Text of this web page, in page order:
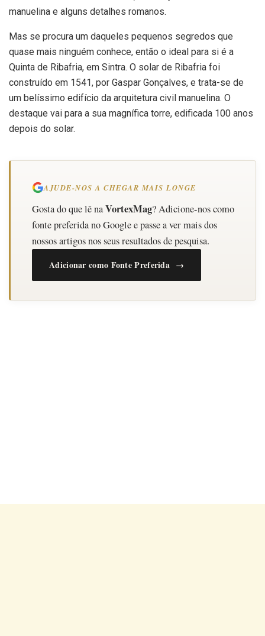
manuelina e alguns detalhes romanos.
Mas se procura um daqueles pequenos segredos que
quase mais ninguém conhece, então o ideal para si é a
Quinta de Ribafria, em Sintra. O solar de Ribafria foi
construído em 1541, por Gaspar Gonçalves, e trata-se de
um belíssimo edifício da arquitetura civil manuelina. O
destaque vai para a sua magnífica torre, edificada 100 anos
depois do solar.
AJUDE-NOS A CHEGAR MAIS LONGE
Gosta do que lê naVortexMag? Adicione-nos como
fonte preferida no Google e passe a ver mais dos
nossos artigos nos seus resultados de pesquisa.
Adicionar como Fonte Preferida →